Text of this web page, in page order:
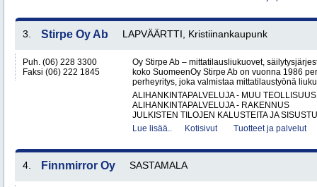
3. Stirpe Oy Ab LAPVÄÄRTTI, Kristiinankaupunk
Puh. (06) 228 3300
Faksi (06) 222 1845
Oy Stirpe Ab – mittatilausliukuovet,
koko SuomeenOy Stirpe Ab on vuonna 1986
perheyritys, joka valmistaa mittatilaustyönä
ALIHANKINTAPALVELUJA - MUU TEOLLISUUS
ALIHANKINTAPALVELUJA - RAKENNUS
JULKISTEN TILOJEN KALUSTEITA JA
Lue lisää..
Kotisivut Tuotteet ja palvelut
4. Finnmirror Oy SASTAMALA